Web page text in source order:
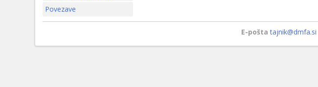
Povezave
E-pošta tajnik@dmfa.si